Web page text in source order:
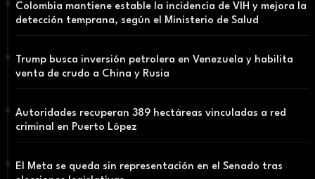
Colombia mantiene estable la incidencia de VIH y mejora la
detección temprana, según el Ministerio de Salud
Trump busca inversión petrolera en Venezuela y habilita
venta de crudo a China y Rusia
Autoridades recuperan 389 hectáreas vinculadas a red
criminal en Puerto López
El Meta se queda sin representación en el Senado tras